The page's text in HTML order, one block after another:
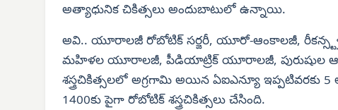
అత్యాధునిక చికిత్సలు అందుబాటులో ఉన్నాయి.
అవి.. యూరాలజీ రోబోటిక్ సర్జరీ, యూరో-ఆంకాలజీ,
మహిళల యూరాలజీ, పీడియాట్రిక్ యూరాలజీ, పురుషుల
శస్త్రచికిత్సలలో అగ్రగామి అయిన ఏఐఎన్యూ ఇప్పటివరకు 5
1400కు పైగా రోబోటిక్ శస్త్రచికిత్సలు చేసింది.